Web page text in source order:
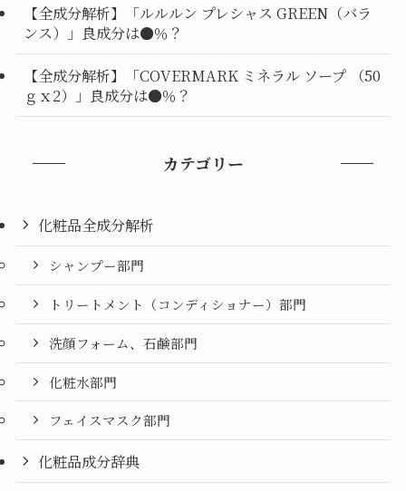
【全成分解析】「ルルルン プレシャス GREEN（バラ
ンス）」良成分は●％？
【全成分解析】「COVERMARK ミネラル ソープ （50
ｇｘ2）」良成分は●％？
カテゴリー
化粧品全成分解析
シャンプー部門
トリートメント（コンディショナー）部門
洗顔フォーム、石鹸部門
化粧水部門
フェイスマスク部門
化粧品成分辞典